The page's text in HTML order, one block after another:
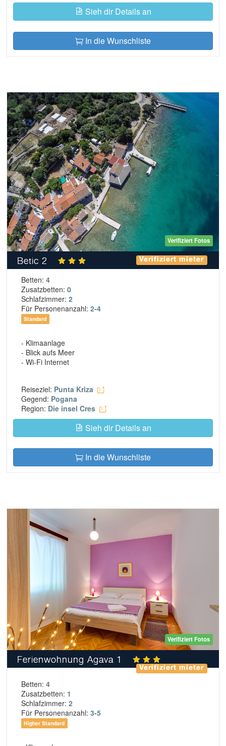
Sieh dir Details an
In die Wunschliste
Verifiziert Fotos
Betic 2 Verifiziert mieter
Betten: 4
Zusatzbetten: 0
Schlafzimmer: 2
Für Personenanzahl: 2-4
Standard
- Klimaanlage
- Blick aufs Meer
- Wi-Fi Internet
Reiseziel: Punta Kriza
Gegend: Pogana
Region: Die insel Cres
Sieh dir Details an
In die Wunschliste
Verifiziert Fotos
Ferienwohnung Agava 1
Verifiziert mieter
Betten: 4
Zusatzbetten: 1
Schlafzimmer: 2
Für Personenanzahl: 3-5
Higher Standard